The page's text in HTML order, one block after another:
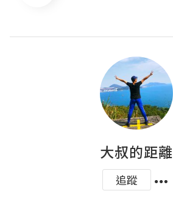
大叔的距離
追蹤